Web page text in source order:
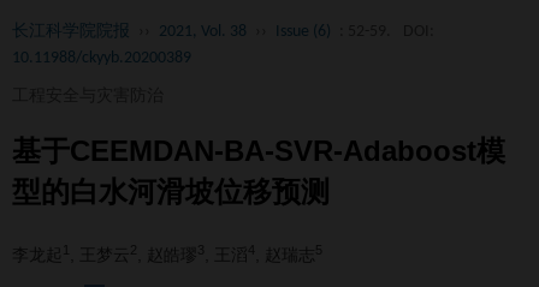
长江科学院院报 2021, Vol. 38 Issue (6)
10.11988/ckyyb.20200389
基于CEEMDAN-BA-SVR-Adaboost模
型的白水河滑坡位移预测
李龙起 , 王梦云 , 赵皓璆 3 , 王滔 4 , 赵瑞志 5